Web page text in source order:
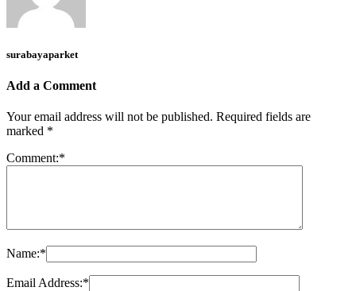
surabayaparket
Add a Comment
Your email address will not be published. Required fields are
marked *
Comment:*
Name:*
Email Address:*